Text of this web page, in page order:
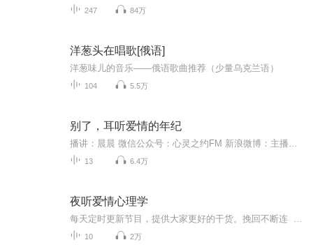
247 84万
洋葱头在唱歌[俄语]
洋葱味儿的音乐——俄语歌曲推荐（少量乌克兰语）
104 5.5万
别了，耳听爱情的年纪
13 6.4万
夜听爱情心理学
10 2万